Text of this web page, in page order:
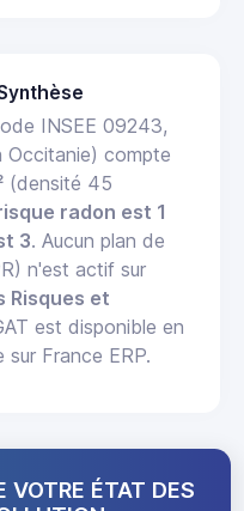
INSEE 09243,
Occitanie) compte
(densité 45
radon est 1
3. Aucun plan de
n'est actif sur
Risques et
est disponible en
sur France ERP.
VOTRE ÉTAT DES